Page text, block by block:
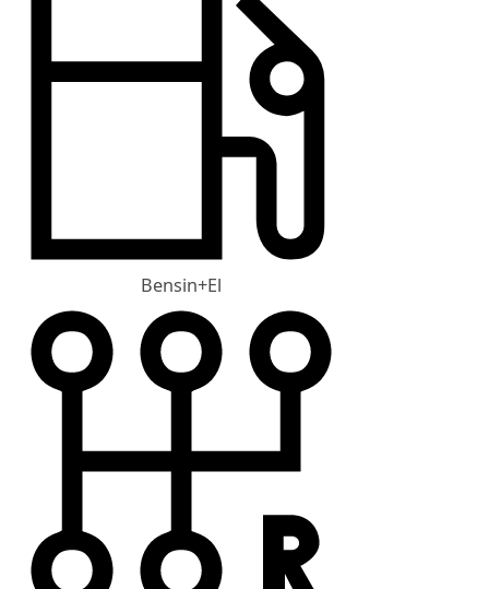
Bensin+El